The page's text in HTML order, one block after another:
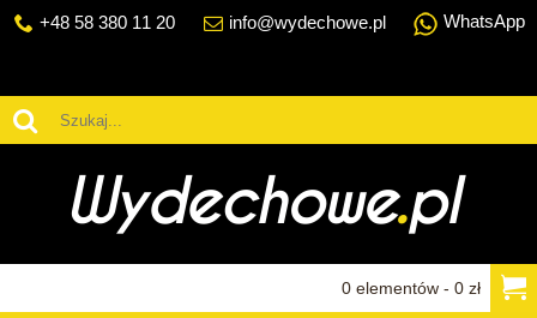
+48 58 380 11 20 info@wydechowe.pl WhatsApp
0 elementów - 0 zł